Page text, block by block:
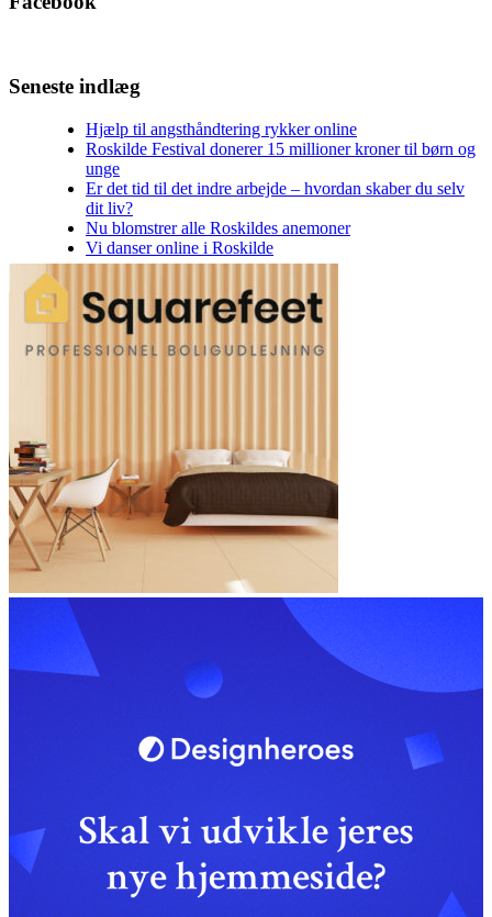
Seneste indlæg
Hjælp til angsthåndtering rykker online
Roskilde Festival donerer 15 millioner kroner til børn og
unge
Er det tid til det indre arbejde – hvordan skaber du selv
dit liv?
Nu blomstrer alle Roskildes anemoner
Vi danser online i Roskilde